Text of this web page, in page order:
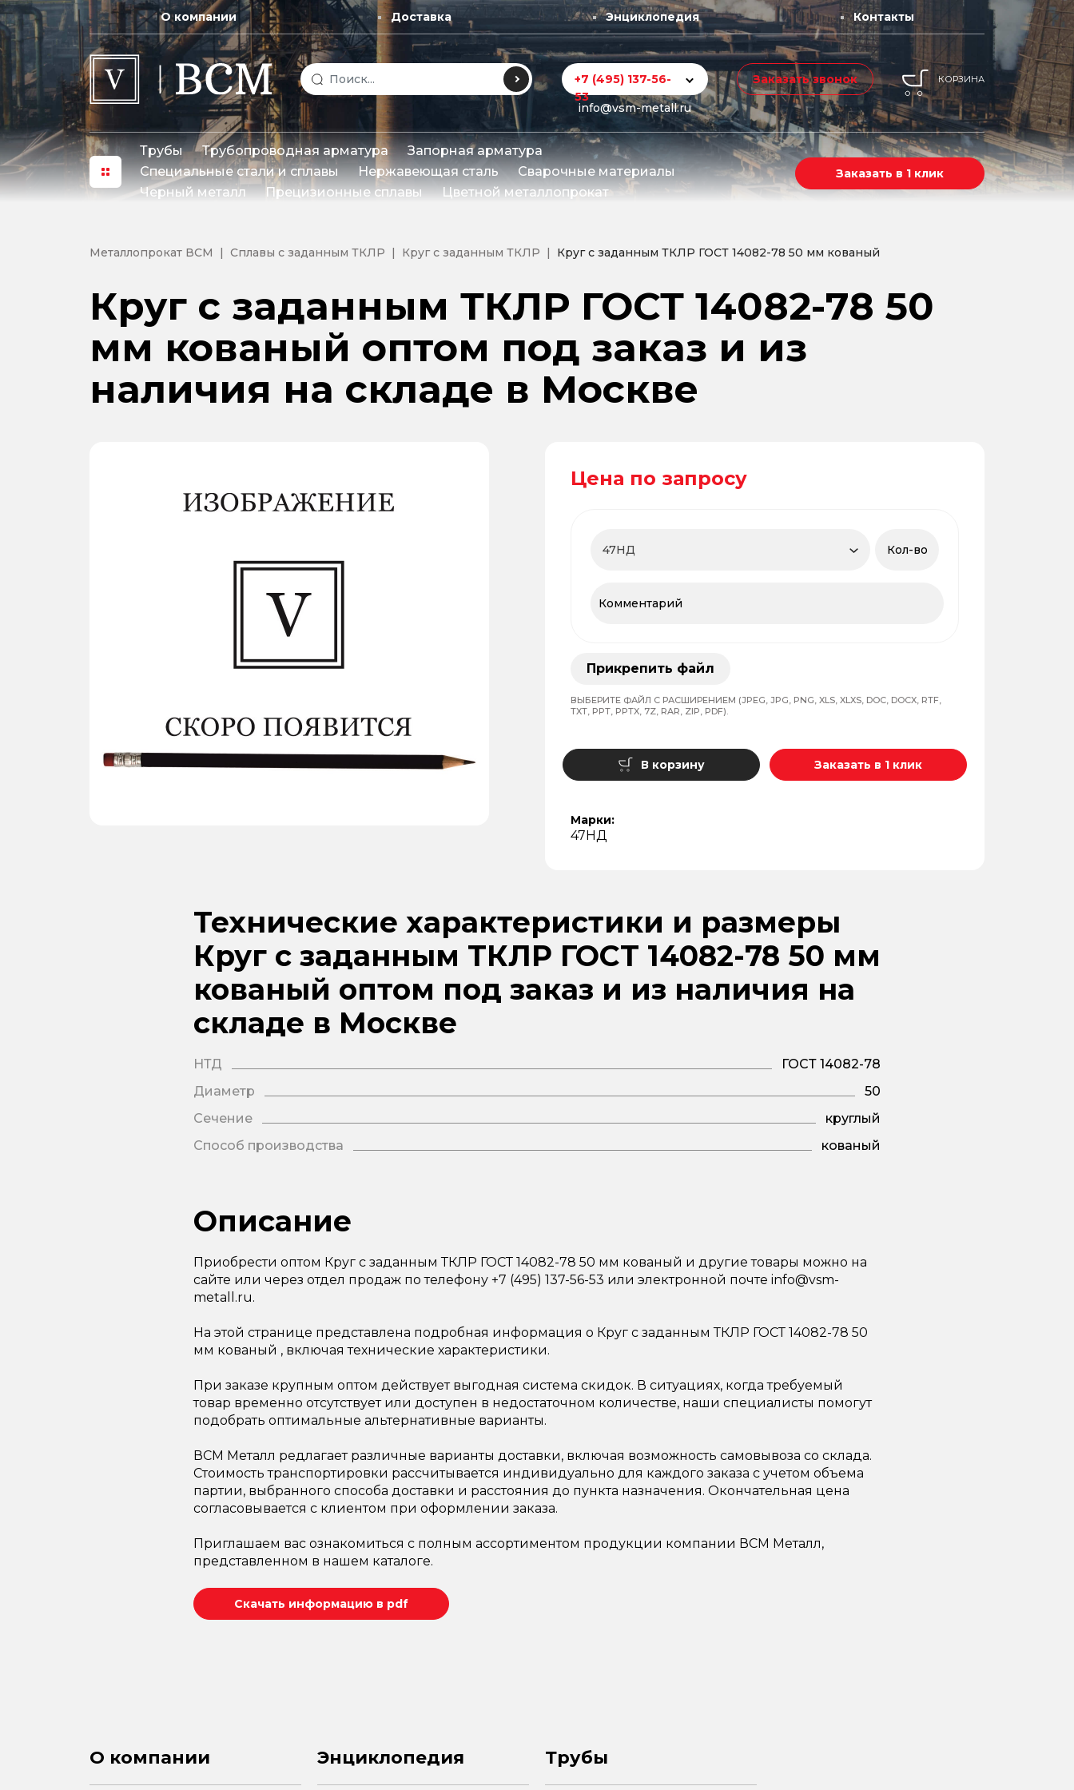
О компании Доставка Энциклопедия Контакты
+7 (495) 137-56-
53
info@vsm-metall.ru
Заказать звонок КОРЗИНА
Трубы Трубопроводная арматура
Запорная арматура
Специальные стали и сплавы
Нержавеющая сталь
Сварочные материалы
Черный металл
Прецизионные сплавы Цветной металлопрокат
Заказать в 1 клик
Металлопрокат ВСМ Сплавы с заданным ТКЛР Круг с заданным ТКЛР Круг с заданным ТКЛР ГОСТ 14082-78 50 мм кованый
Круг с заданным ТКЛР ГОСТ 14082-78 50
мм кованый оптом под заказ и из
наличия на складе в Москве
Цена по запросу
Прикрепить файл
ВЫБЕРИТЕ ФАЙЛ С РАСШИРЕНИЕМ (JPEG, JPG, PNG, XLS, XLXS, DOC, DOCX, RTF,
TXT, PPT, PPTX, 7Z, RAR, ZIP, PDF).
В корзину Заказать в 1 клик
Марки:
47НД
Технические характеристики и размеры
Круг с заданным ТКЛР ГОСТ 14082-78 50 мм
кованый оптом под заказ и из наличия на
складе в Москве
НТД
ГОСТ 14082-78
Диаметр
50
Сечение
круглый
Способ производства
кованый
Описание
Приобрести оптом Круг с заданным ТКЛР ГОСТ 14082-78 50 мм кованый и другие товары можно на
сайте или через отдел продаж по телефону +7 (495) 137-56-53 или электронной почте info@vsm-
metall.ru.
На этой странице представлена подробная информация о Круг с заданным ТКЛР ГОСТ 14082-78 50
мм кованый , включая технические характеристики.
При заказе крупным оптом действует выгодная система скидок. В ситуациях, когда требуемый
товар временно отсутствует или доступен в недостаточном количестве, наши специалисты помогут
подобрать оптимальные альтернативные варианты.
ВСМ Металл редлагает различные варианты доставки, включая возможность самовывоза со склада.
Стоимость транспортировки рассчитывается индивидуально для каждого заказа с учетом объема
партии, выбранного способа доставки и расстояния до пункта назначения. Окончательная цена
согласовывается с клиентом при оформлении заказа.
Приглашаем вас ознакомиться с полным ассортиментом продукции компании ВСМ Металл,
представленном в нашем каталоге.
Скачать информацию в pdf
О компании Энциклопедия Трубы